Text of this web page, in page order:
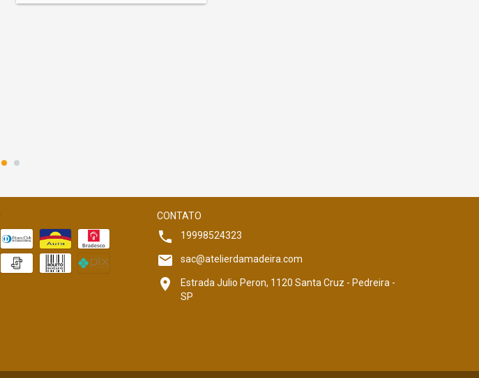
CONTATO
19998524323
sac@atelierdamadeira.com
Estrada Julio Peron, 1120 Santa Cruz - Pedreira -
SP